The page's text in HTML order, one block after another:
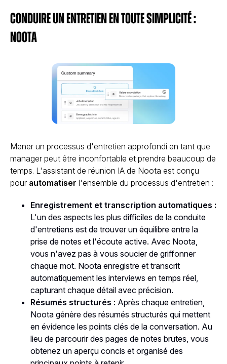
Conduire un entretien en toute simplicité :
Noota
Mener un processus d'entretien approfondi en tant que
manager peut être inconfortable et prendre beaucoup de
temps. L'assistant de réunion IA de Noota est conçu
pour automatiser l'ensemble du processus d'entretien :
Enregistrement et transcription automatiques :
L'un des aspects les plus difficiles de la conduite
d'entretiens est de trouver un équilibre entre la
prise de notes et l'écoute active. Avec Noota,
vous n'avez pas à vous soucier de griffonner
chaque mot. Noota enregistre et transcrit
automatiquement les interviews en temps réel,
capturant chaque détail avec précision.
Résumés structurés : Après chaque entretien,
Noota génère des résumés structurés qui mettent
en évidence les points clés de la conversation. Au
lieu de parcourir des pages de notes brutes, vous
obtenez un aperçu concis et organisé des